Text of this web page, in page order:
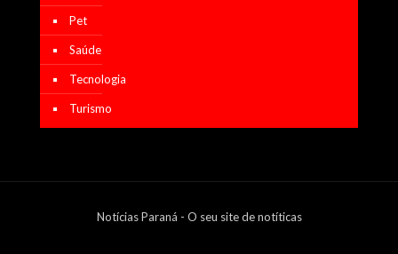
Pet
Saúde
Tecnologia
Turismo
Notícias Paraná - O seu site de notíticas